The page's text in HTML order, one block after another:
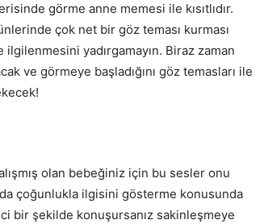
görme anne memesi ile kısıtlıdır.
çok net bir göz teması kurması
yadırgamayın. Biraz zaman
ve görmeye başladığını göz temasları ile
olan bebeğiniz için bu sesler onu
çoğunlukla ilgisini gösterme konusunda
bir şekilde konuşursanız sakinleşmeye